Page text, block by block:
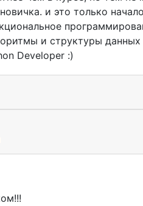
и это только
и структуры
Developer :)